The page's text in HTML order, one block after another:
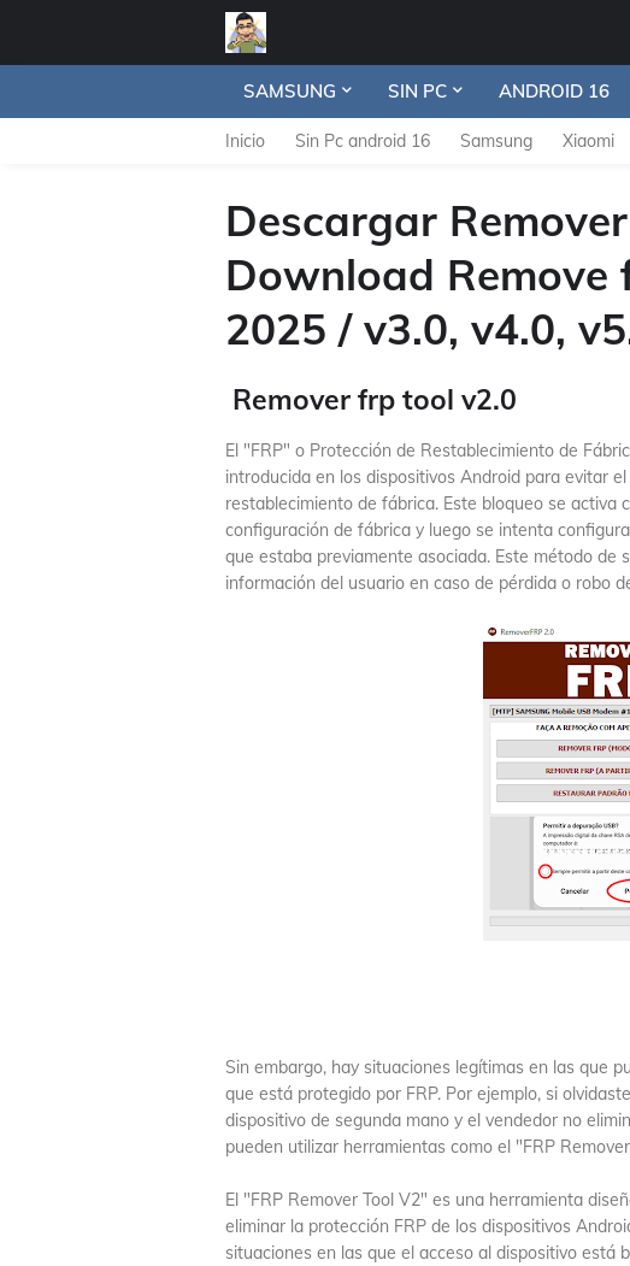
SAMSUNG SIN PC ANDROID 16
Inicio Sin Pc android 16 Samsung Xiaomi
Descargar
Download Remove
2025 / v3.0, v4.0,
Remover frp tool v2.0
El "FRP" o Protección de Restablecimiento de
introducida en los dispositivos Android para evitar
restablecimiento de fábrica. Este bloqueo se activa
configuración de fábrica y luego se intenta
que estaba previamente asociada. Este método de
información del usuario en caso de pérdida o robo
Sin embargo, hay situaciones legítimas en las que
que está protegido por FRP. Por ejemplo, si
dispositivo de segunda mano y el vendedor no
pueden utilizar herramientas como el "FRP
El "FRP Remover Tool V2" es una herramienta
eliminar la protección FRP de los dispositivos
situaciones en las que el acceso al dispositivo está